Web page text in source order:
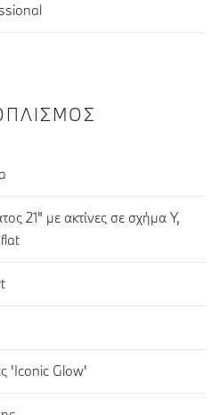
21" με ακτίνες σε σχήμα Y,
'Iconic Glow'